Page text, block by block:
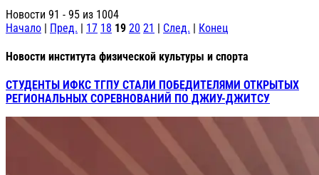
Новости 91 - 95 из 1004
Начало | Пред. | 17 18 19 20 21 | След. | Конец
Новости института физической культуры и спорта
СТУДЕНТЫ ИФКС ТГПУ СТАЛИ ПОБЕДИТЕЛЯМИ ОТКРЫТЫХ
РЕГИОНАЛЬНЫХ СОРЕВНОВАНИЙ ПО ДЖИУ-ДЖИТСУ